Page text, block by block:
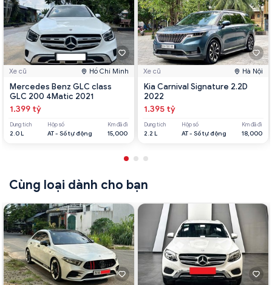
Xe cũ Hồ Chí Minh
Mercedes Benz GLC class
GLC 200 4Matic 2021
1.399 tỷ
Dung tích
2.0 L
Hộp số
AT - Số tự động
Km đã đi
15,000
Xe cũ Hà Nội
Kia Carnival Signature 2.2D
2022
1.395 tỷ
Dung tích
2.2 L
Hộp số
AT - Số tự động
Km đã đi
18,000
Cùng loại dành cho bạn